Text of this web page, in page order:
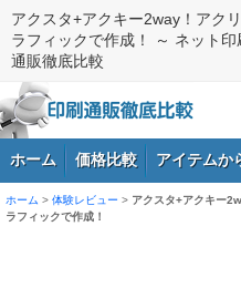
アクスタ+アクキー2way！アク
ラフィックで作成！ ～ ネット
通販徹底比較
ホーム 価格比較 アイテムか
ホーム > 体験レビュー > アクスタ+アクキー
ラフィックで作成！